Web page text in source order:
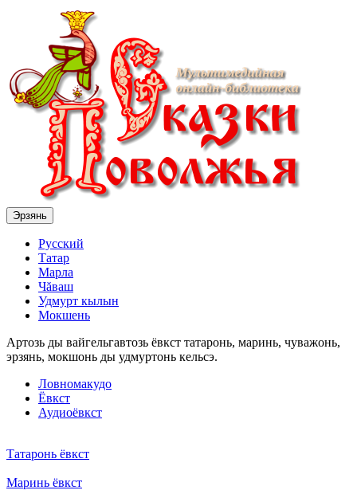
Эрзянь
Русский
Татар
Марла
Чăваш
Удмурт кылын
Мокшень
Артозь ды вайгельгавтозь ёвкст татаронь, маринь, чуважонь,
эрзянь, мокшонь ды удмуртонь кельсэ.
Ловномакудо
Ёвкст
Аудиоёвкст
Татаронь ёвкст
Маринь ёвкст